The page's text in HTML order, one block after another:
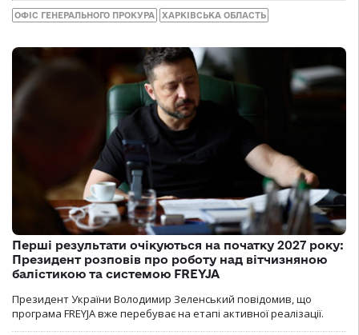
ОФІС ГЕНЕРАЛЬНОГО ПРОКУРА ХАРКІВСЬКА ОБЛАСТЬ
Перші результати очікуються на початку 2027 року:
Президент розповів про роботу над вітчизняною
балістикою та системою FREYJA
Президент України Володимир Зеленський повідомив, що
програма FREYJA вже перебуває на етапі активної реалізації.